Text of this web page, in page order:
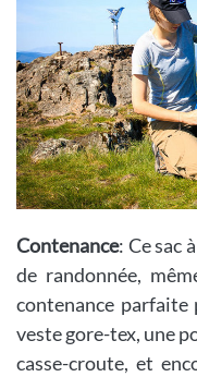
Contenance: Ce sac
de randonnée,
contenance
veste gore-tex, une
casse-croute, et